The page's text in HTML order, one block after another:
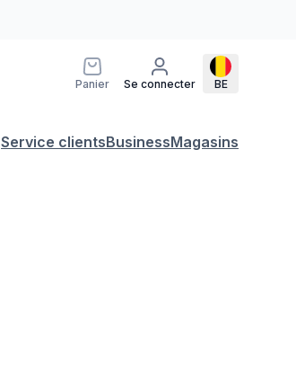
Panier Se connecter BE
Service clientsBusinessMagasins